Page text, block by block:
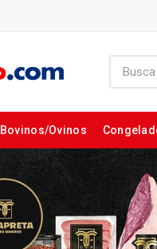
Bovinos/Ovinos